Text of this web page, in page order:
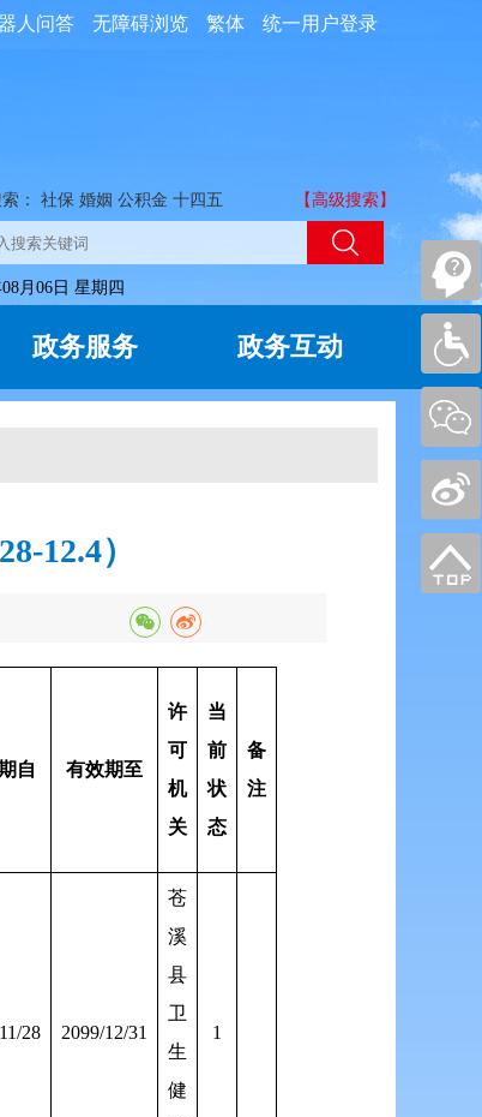
统一用户登录
繁体
无障碍浏览
人问答
： 社保 婚姻 公积金 十四五 【高级搜索】
月06日 星期四
政务服务 政务互动
12.4）
自 有效期至
许
可
机
关
当
前
状
态
备
注
28 2099/12/31
苍
溪
县
卫
生
健
1